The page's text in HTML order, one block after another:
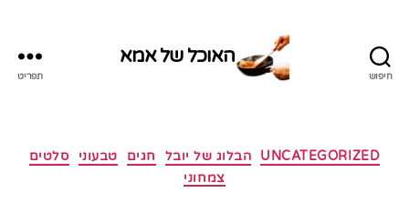
חיפוש
האוכל של אמא
תפריט
קטגוריות UNCATEGORIZED הבלוג של יובל חגים טבעוני
סלטים
צמחוני